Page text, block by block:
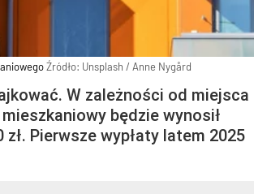
Źródło: Unsplash / Anne Nygård
W zależności od miejsca
będzie wynosił
zł. Pierwsze wypłaty latem 2025